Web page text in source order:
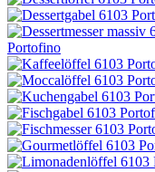
Portofino